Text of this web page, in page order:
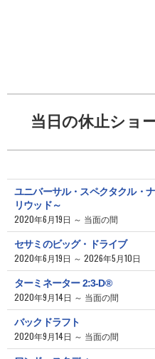
当日の休止ショ
ユニバーサル・スペクタクル・
リウッド～
2020年6月19日 ～ 当面の間
セサミのビッグ・ドライブ
2020年6月19日 ～ 2026年5月10日
ターミネーター 2:3-D®
2020年9月14日 ～ 当面の間
バックドラフト
2020年9月14日 ～ 当面の間